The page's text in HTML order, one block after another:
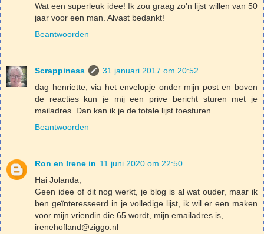
Wat een superleuk idee! Ik zou graag zo'n lijst willen van 50
jaar voor een man. Alvast bedankt!
Beantwoorden
Scrappiness
31 januari 2017 om 20:52
dag henriette, via het envelopje onder mijn post en boven
de reacties kun je mij een prive bericht sturen met je
mailadres. Dan kan ik je de totale lijst toesturen.
Beantwoorden
Ron en Irene in 11 juni 2020 om 22:50
Hai Jolanda,
Geen idee of dit nog werkt, je blog is al wat ouder, maar ik
ben geïnteresseerd in je volledige lijst, ik wil er een maken
voor mijn vriendin die 65 wordt, mijn emailadres is,
irenehofland@ziggo.nl